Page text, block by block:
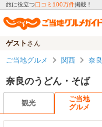
旅に役立つ口コミ100万件掲載！
ゲスト さん
ご当地グルメ 関西 奈良
奈良のうどん・そば
観光
ご当地
グルメ